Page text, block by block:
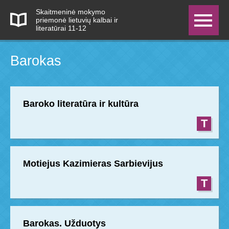
Skaitmeninė mokymo
priemonė lietuvių kalbai ir
literatūrai 11-12
Barokas
Baroko literatūra ir kultūra
T
Motiejus Kazimieras Sarbievijus
T
Barokas. Užduotys